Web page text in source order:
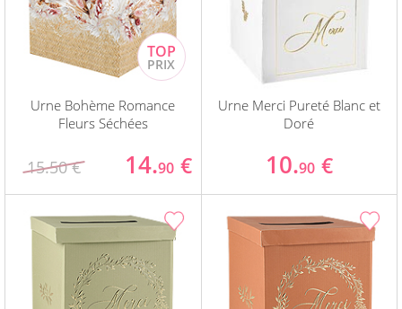
Urne Bohème Romance
Fleurs Séchées
15.50 € 14.90 €
Urne Merci Pureté Blanc et
Doré
10.90 €